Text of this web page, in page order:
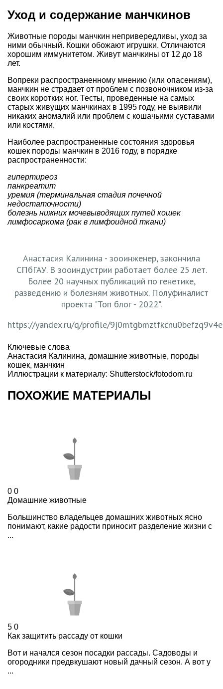
Уход и содержание манчкинов
Животные породы манчкин непривередливы, уход за
ними обычный. Кошки обожают игрушки. Отличаются
хорошим иммунитетом. Живут манчкины от 12 до 18
лет.
Вопреки распространенному мнению (или опасениям),
манчкин не страдает от проблем с позвоночником из-за
своих коротких ног. Тесты, проведенные на самых
старых живущих манчкинах в 1995 году, не выявили
никаких аномалий или проблем с кошачьими суставами
или костями.
Наиболее распространенные состояния здоровья
кошек породы манчкин в 2016 году, в порядке
распространенности:
гипертиреоз
панкреатит
уремия (терминальная стадия почечной
недостаточности)
болезнь нижних мочевыводящих путей кошек
лимфосаркома (рак в лимфоидной ткани)
Анастасия Калинина - зооинженер, закончила
СПбГАУ. В зооиндустрии работает более 25 лет.
Более 20 научных публикаций по генетике,
разведению и болезням животных. Полуфиналист
проекта "Топ блог - 2022".
https://yandex.ru/q/profile/
Ключевые слова
Анастасия Калинина, домашние животные, породы
кошек, манчкин
Иллюстрации к материалу: Shutterstock/fotodom.ru
ПОХОЖИЕ МАТЕРИАЛЫ
0 0
Домашние животные
Большинство владельцев домашних животных ясно
понимают, какие радости приносит разделение жизни с
...
5 0
Как защитить рассаду от кошки
Вот и начался сезон посадки рассады. Садоводы и
огородники предвкушают новый дачный сезон. А вот у
...